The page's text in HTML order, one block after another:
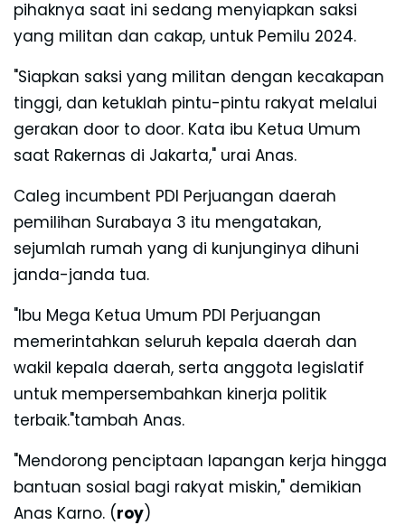
pihaknya saat ini sedang menyiapkan saksi
yang militan dan cakap, untuk Pemilu 2024.
"Siapkan saksi yang militan dengan kecakapan
tinggi, dan ketuklah pintu-pintu rakyat melalui
gerakan door to door. Kata ibu Ketua Umum
saat Rakernas di Jakarta," urai Anas.
Caleg incumbent PDI Perjuangan daerah
pemilihan Surabaya 3 itu mengatakan,
sejumlah rumah yang di kunjunginya dihuni
janda-janda tua.
"Ibu Mega Ketua Umum PDI Perjuangan
memerintahkan seluruh kepala daerah dan
wakil kepala daerah, serta anggota legislatif
untuk mempersembahkan kinerja politik
terbaik."tambah Anas.
"Mendorong penciptaan lapangan kerja hingga
bantuan sosial bagi rakyat miskin," demikian
Anas Karno. (roy)